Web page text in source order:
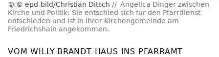
© epd-bild/Christian Ditsch
Angelica Dinger zwischen
Kirche und Politik: Sie entschied sich für den Pfarrdienst
entschieden und ist in ihrer Kirchengemeinde am
Friedrichshain angekommen.
VOM WILLY-BRANDT-HAUS INS PFARRAMT